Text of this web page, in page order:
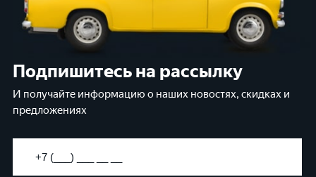
Подпишитесь на рассылку
И получайте информацию о наших новостях, скидках и
предложениях